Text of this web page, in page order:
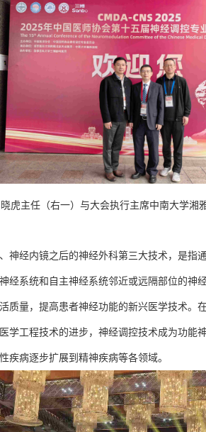
虎主任（右一）与大会执行主席中南大学湘
神经内镜之后的神经外科第三大技术，是指
经系统和自主神经系统邻近或远隔部位的神
质量，提高患者神经功能的新兴医学技术。
学工程技术的进步，神经调控技术成为功能
疾病逐步扩展到精神疾病等各领域。